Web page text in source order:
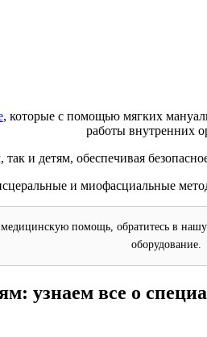
, которые с помощью мягких
работы внутренних
и детям, обеспечивая
и миофасциальные
помощь, обратитесь в нашу
оборудование.
узнаем все о